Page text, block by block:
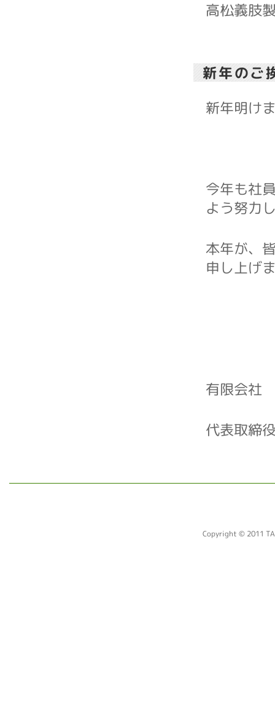
高松義肢
新年のご
新年明け
今年も社
よう努力
本年が、
申し上げ
有限会社
代表取
Copyright © 2011